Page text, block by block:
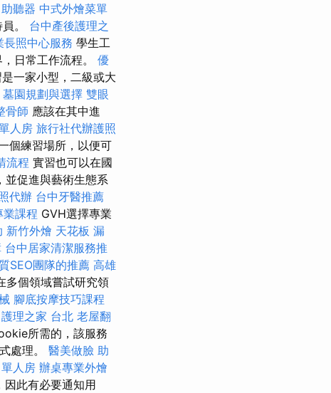
助聽器 中式外燴菜單
。 台中產後護理之
長照中心服務 學生工
日常工作流程。 優
一家小型，二級或大
墓園規劃與選擇 雙眼
骨師 應該在其中進
人房 旅行社代辦護照
個練習場所，以便可
流程 實習也可以在國
並促進與藝術生態系
代辦 台中牙醫推薦
業課程 GVH選擇專業
新竹外燴 天花板 漏
台中居家清潔服務推
SEO團隊的推薦 高雄
多個領域嘗試研究領
腳底按摩技巧課程
護理之家 台北 老屋翻
所需的，該服務
處理。 醫美做臉 助
人房 辦桌專業外燴
此有必要通知用